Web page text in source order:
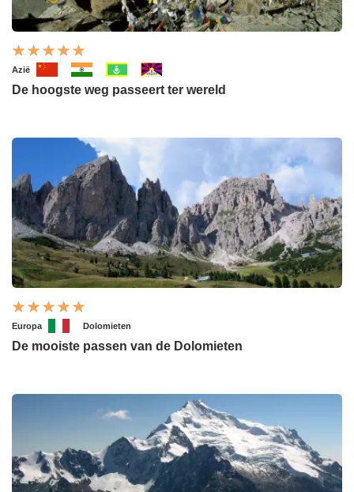
Azië
De hoogste weg passeert ter wereld
Europa Dolomieten
De mooiste passen van de Dolomieten